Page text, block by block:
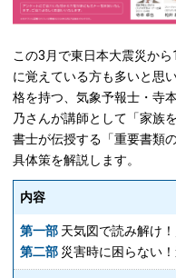
この3月で東日本大震災か
に覚えている方も多いと思
格を持つ、気象予報士・寺
乃さんが講師として「家族
書士が伝授する「重要書類
具体策を解説します。
内容
第一部 天気図で読み解け
第二部 災害時に困らない